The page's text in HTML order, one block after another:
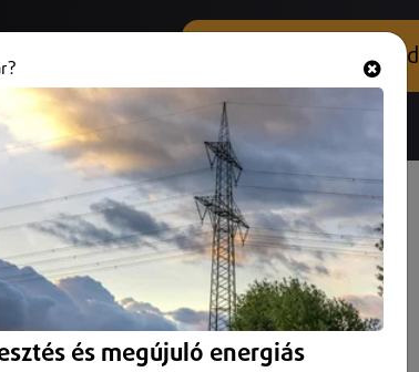
+36 (20) 316 3000 Hallgasd és nézd
előtt a Sárga dűlőt
és megújuló energiás